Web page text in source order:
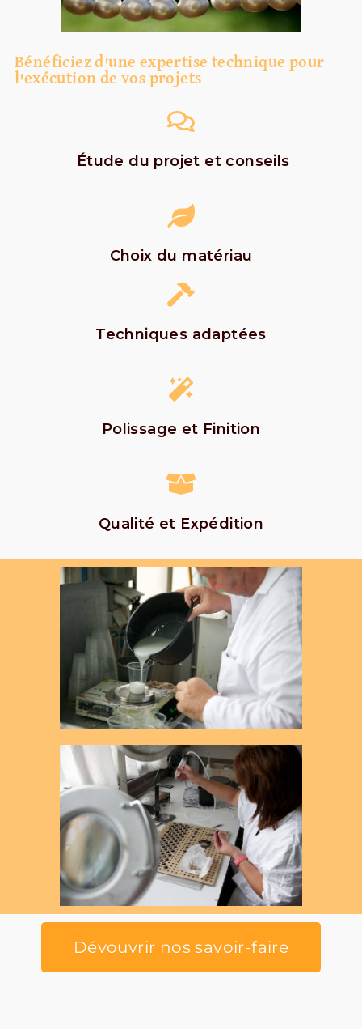
Bénéficiez d'une expertise technique pour
l'exécution de vos projets
Étude du projet et conseils
Choix du matériau
Techniques adaptées
Polissage et Finition
Qualité et Expédition
Dévouvrir nos savoir-faire